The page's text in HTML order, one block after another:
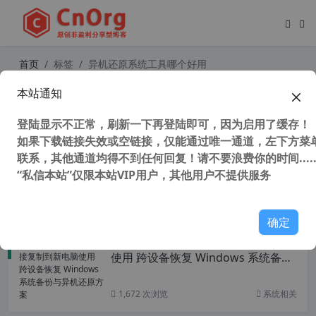
首页 标签 异机还原系统工具哪个好用
官方不支持winpe运行问题 支持winp
e和win系统下工作
使用 跨设备恢复 Windows 系统备份
1,672 次浏览 系统相关
本站通知
登陆显示不正常，刷新一下再登陆即可，因为启用了缓存！
如果下载链接失效或空链接，仅能通过唯一通道，左下方菜
联系，其他通道均得不到任何回复！请不要浪费你的时间
“私信本站”仅限本站VIP用户，其他用户不提供服务
确定